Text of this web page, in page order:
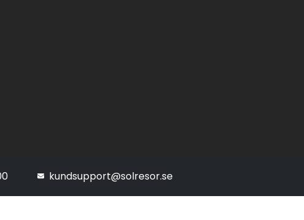
kundsupport@solresor.se